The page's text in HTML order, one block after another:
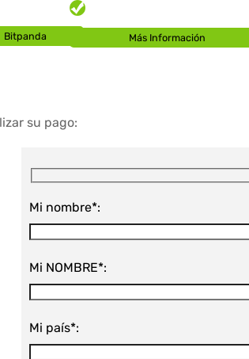
Bitpanda Más Información
su pago:
Mi nombre*:
Mi NOMBRE*:
Mi país*: